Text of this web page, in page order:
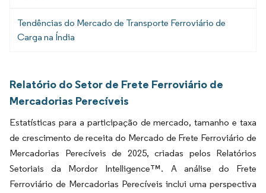
Tendências do Mercado de Transporte Ferroviário de
Carga na Índia
Relatório do Setor de Frete Ferroviário de
Mercadorias Perecíveis
Estatísticas para a participação de mercado, tamanho e taxa
de crescimento de receita do Mercado de Frete Ferroviário de
Mercadorias Perecíveis de 2025, criadas pelos Relatórios
Setoriais da Mordor Intelligence™. A análise do Frete
Ferroviário de Mercadorias Perecíveis inclui uma perspectiva